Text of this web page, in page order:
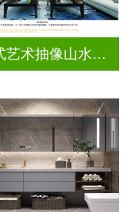
新中式艺术抽像山水画玻璃